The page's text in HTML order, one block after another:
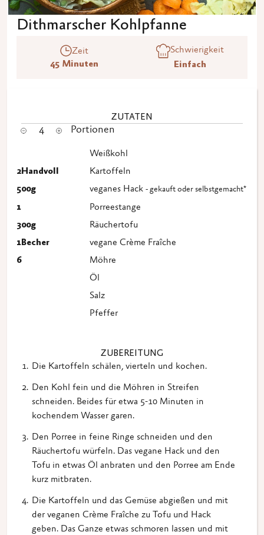
Dithmarscher Kohlpfanne
Zeit
45 Minuten
Schwierigkeit
Einfach
ZUTATEN
4 Portionen
Weißkohl
2Handvoll
Kartoffeln
500g veganes Hack - gekauft oder selbstgemacht*
1
Porreestange
300g
Räuchertofu
1Becher
vegane Crème Fraîche
6
Möhre
Öl
Salz
Pfeffer
ZUBEREITUNG
Die Kartoffeln schälen, vierteln und kochen.
Den Kohl fein und die Möhren in Streifen
schneiden. Beides für etwa 5-10 Minuten in
kochendem Wasser garen.
Den Porree in feine Ringe schneiden und den
Räuchertofu würfeln. Das vegane Hack und den
Tofu in etwas Öl anbraten und den Porree am Ende
kurz mitbraten.
Die Kartoffeln und das Gemüse abgießen und mit
der veganen Crème Fraîche zu Tofu und Hack
geben. Das Ganze etwas schmoren lassen und mit